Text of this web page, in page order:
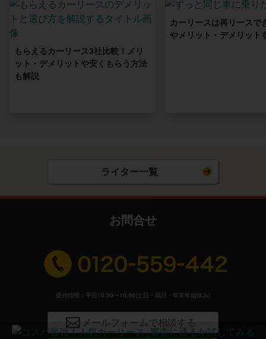
もらえるカーリース3社比較！メリ
ット・デメリットや安くもらう方法
も解説
カーリースは再リースで
やメリット・デメリット
ライター一覧
お問合せ
受付時間：平日10:00〜19:00(土日・祝日・年末年始休み)
メールフォームで相談する